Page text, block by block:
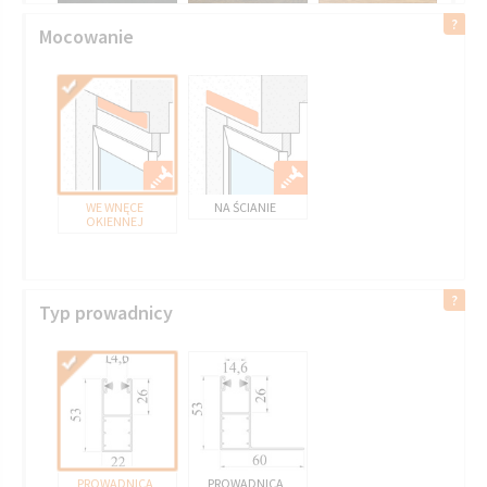
Mocowanie
WE WNĘCE
OKIENNEJ
NA ŚCIANIE
Typ prowadnicy
PROWADNICA PROWADNICA